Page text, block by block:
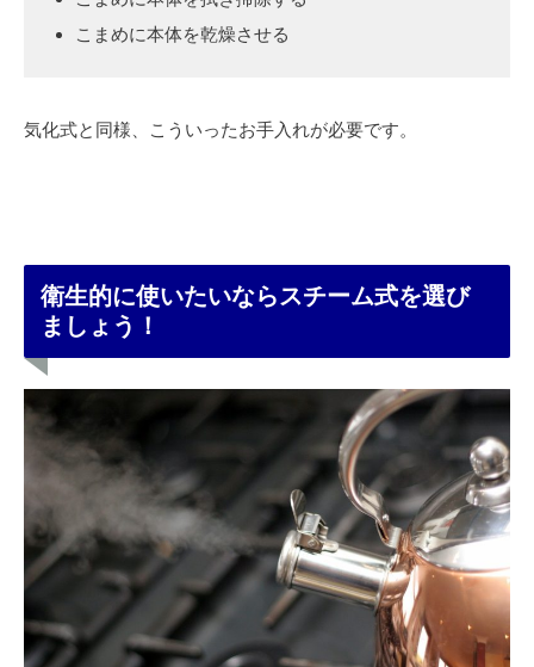
こまめに本体を乾燥させる
気化式と同様、こういったお手入れが必要です。
衛生的に使いたいならスチーム式を選び
ましょう！